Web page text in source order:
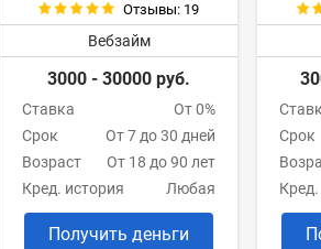
Отзывы: 19
Вебзайм
3000 - 30000 руб.
Ставка
От 0%
Срок
От 7 до 30 дней
Возраст
От 18 до 90 лет
Кред. история
Любая
Получить деньги
Срок